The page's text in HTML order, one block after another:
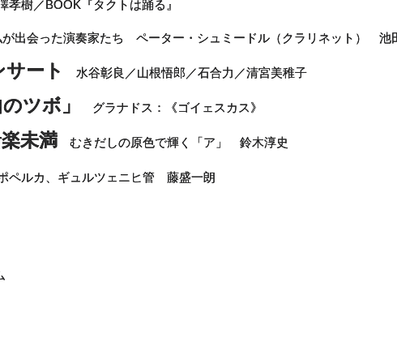
樹／BOOK『タクトは踊る』
出会った演奏家たち ペーター・シュミードル（クラリネット） 池
ート 水谷彰良／山根悟郎／石合力／清宮美稚子
ツボ」 グラナドス：《ゴイェスカス》
未満 むきだしの原色で輝く「ア」 鈴木淳史
ペルカ、ギュルツェニヒ管 藤盛一朗